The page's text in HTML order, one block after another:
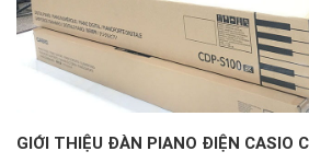
GIỚI THIỆU ĐÀN PIANO ĐIỆN CASIO